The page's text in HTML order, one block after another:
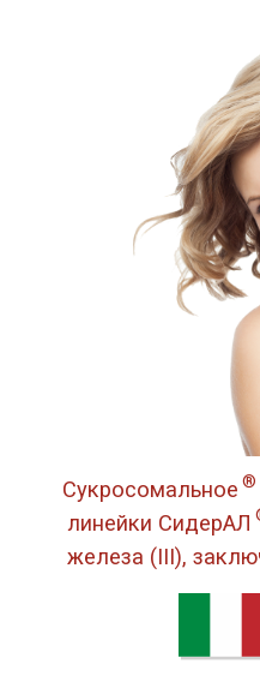
Сукросомальное ®
линейки СидерАЛ
железа (III),